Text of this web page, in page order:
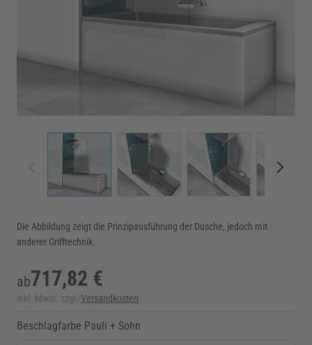
für Kategorie Zargen anzeigen
für Kategorie Aussenverglasung
für Kategorie Angebote anzeigen
View larger imageView larger imageView larger image
Die Abbildung zeigt die Prinzipausführung der Dusche, jedoch mit
anderer Grifftechnik.
ab717,82 €
inkl. Mwst. zzgl. Versandkosten
Beschlagfarbe Pauli + Sohn